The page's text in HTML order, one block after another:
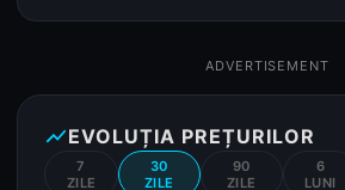
ADVERTISEMENT
show_chartEVOLUȚIA PREȚURILOR
7
ZILE
30
ZILE
90
ZILE
6
LUNI